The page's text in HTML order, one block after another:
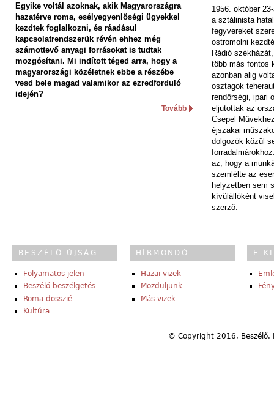
Egyike voltál azoknak, akik Magyarországra
hazatérve roma, esélyegyenlőségi ügyekkel
kezdtek foglalkozni, és ráadásul
kapcsolatrendszerük révén ehhez még
számottevő anyagi forrásokat is tudtak
mozgósítani. Mi indított téged arra, hogy a
magyarországi közéletnek ebbe a részébe
vesd bele magad valamikor az ezredforduló
idején?
Tovább
1956. október
a sztálinista
fegyvereket
ostromolni
Rádió
több más fontos
azonban alig
osztagok
rendőrségi, ipari
eljutottak az
Csepel
éjszakai
dolgozók közül
az, hogy a
szemlélte az
helyzetben sem
kívülállóként
szerző.
BESZÉLŐ ÚJSÁG
Folyamatos jelen
Beszélő-beszélgetés
Roma-dosszié
Kultúra
HÍRMONDÓ
Hazai vizek
Mozduljunk
Más vizek
E-
© Copyright 2016,